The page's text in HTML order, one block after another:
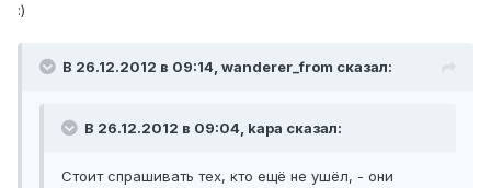
:)
В 26.12.2012 в 09:14, wanderer_from сказал:
В 26.12.2012 в 09:04, kapa сказал:
Стоит спрашивать тех, кто ещё не ушёл, - они